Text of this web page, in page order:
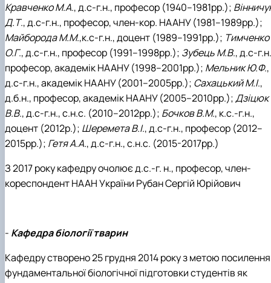
Кравченко М.А., д.с-г.н., професор (1940–1981рр.);
Д.Т., д.с-г.н., професор, член-кор. НААНУ (1981–1989рр.);
Майборода М.М.,к.с-г.н., доцент (1989–1991рр.); Тимченко
О.Г., д.с-г.н., професор (1991–1998рр.); Зубець М.В., д.с-
професор, академік НААНУ (1998–2001рр.); Мельник Ю.Ф.,
д.с-г.н., академік НААНУ (2001–2005рр.); Сахацький М.І.,
д.б.н., професор, академік НААНУ (2005–2010рр.);Дзіцюк
В.В., д.с-г.н., с.н.с. (2010–2012рр.); Бочков В.М., к.с.-г.н.,
доцент (2012р.); Шеремета В.І., д.с-г.н., професор (2012–
2015рр.); Гетя А.А., д.с-г.н., с.н.с. (2015-2017рр.)
З 2017 року кафедру очолює д.с.-г. н., професор, член-
кореспондент НААН України Рубан Сергій Юрійович
- Кафедра біології тварин
Кафедру створено 25 грудня 2014 року з метою посилення
фундаментальної біологічної підготовки студентів як